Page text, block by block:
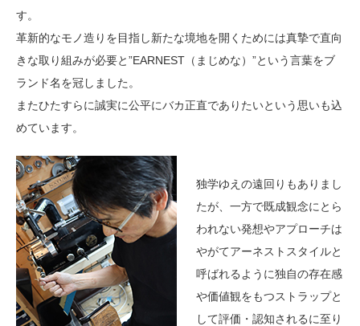
す。
革新的なモノ造りを目指し新たな境地を開くためには真摯で直向
きな取り組みが必要と”EARNEST（まじめな）”という言葉をブ
ランド名を冠しました。
またひたすらに誠実に公平にバカ正直でありたいという思いも込
めています。
独学ゆえの遠回りもありまし
たが、一方で既成観念にとら
われない発想やアプローチは
やがてアーネストスタイルと
呼ばれるように独自の存在感
や価値観をもつストラップと
して評価・認知されるに至り